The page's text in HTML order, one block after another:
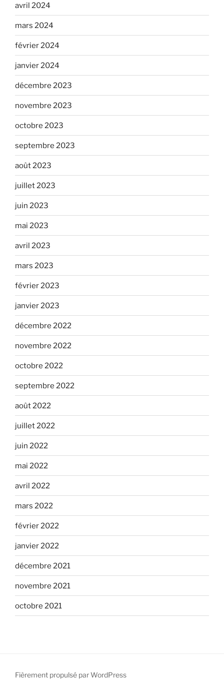
avril 2024
mars 2024
février 2024
janvier 2024
décembre 2023
novembre 2023
octobre 2023
septembre 2023
août 2023
juillet 2023
juin 2023
mai 2023
avril 2023
mars 2023
février 2023
janvier 2023
décembre 2022
novembre 2022
octobre 2022
septembre 2022
août 2022
juillet 2022
juin 2022
mai 2022
avril 2022
mars 2022
février 2022
janvier 2022
décembre 2021
novembre 2021
octobre 2021
Fièrement propulsé par WordPress